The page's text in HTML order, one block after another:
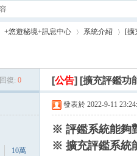
+悠遊秘境+訊息中心
›
系統介紹
›
[擴
回復: 0 [公告] [擴充評鑑功
10萬
發表於 2022-9-11
※ 評鑑系統能夠
※ 擴充評鑑系統